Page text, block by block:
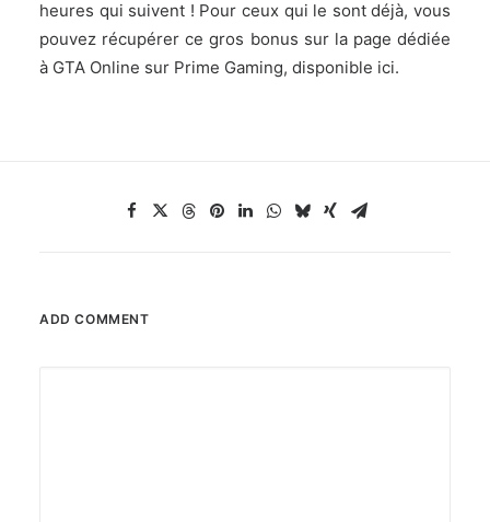
heures qui suivent ! Pour ceux qui le sont déjà, vous
pouvez récupérer ce gros bonus sur la page dédiée
à GTA Online sur Prime Gaming, disponible ici.
ADD COMMENT